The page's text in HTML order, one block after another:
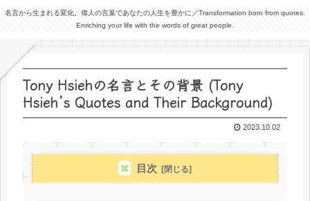
名言から生まれる変化。偉人の言葉であなたの人生を豊かに／Transformation born from quotes.
Enriching your life with the words of great people.
Tony Hsiehの名言とその背景 (Tony
Hsieh’s Quotes and Their Background)
2023.10.02
目次